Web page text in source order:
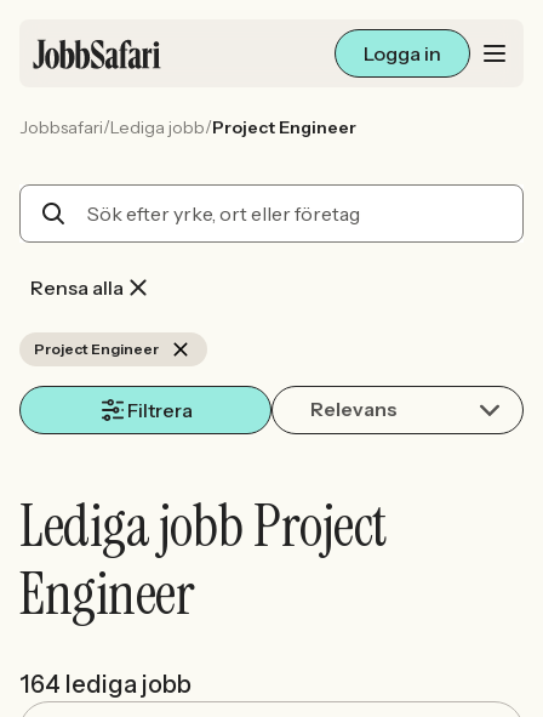
Logga in
Arbetsliv och karriär
Sök med AI
Jobbsafari/Lediga jobb/Project Engineer
Rensa alla
Project Engineer
Filtrera Relevans
Lediga jobb Project
Engineer
164 lediga jobb